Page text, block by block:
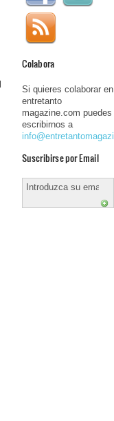
Colabora
Si quieres colaborar en
entretanto
magazine.com puedes
escribirnos a
Suscribirse por Email